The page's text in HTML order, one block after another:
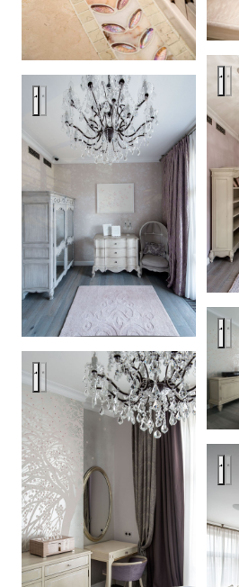
Residence in Moscow
Residence in Moscow